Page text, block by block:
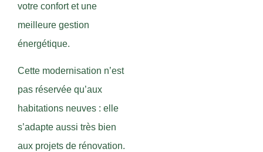
votre confort et une
meilleure gestion
énergétique.
Cette modernisation n’est
pas réservée qu’aux
habitations neuves : elle
s’adapte aussi très bien
aux projets de rénovation.